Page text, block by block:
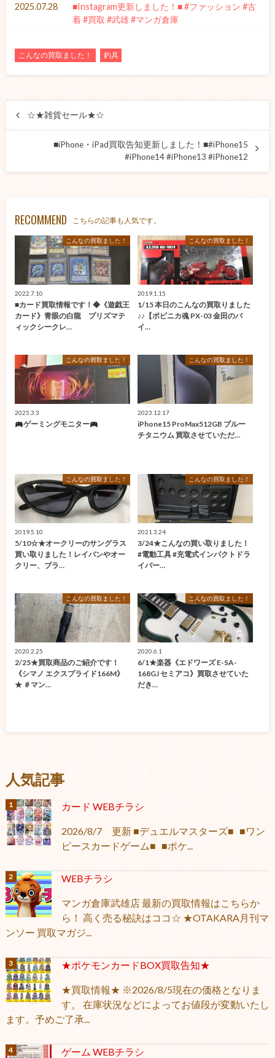
2025.07.28
■Instagram更新しました！■ #ファッション #古
着 #買取 #武雄 #マンガ倉庫
こんなの買取ました！ 釣具
☆★雑貨セール★☆
■iPhone・iPad買取告知更新しました！■#iPhone15
#iPhone14 #iPhone13 #iPhone12
RECOMMEND こちらの記事も人気です。
こんなの買取ました！
2022.7.10
■カード買取情報です！◆《遊戯王
カード》青眼の白龍 プリズマテ
ィックシークレ…
こんなの買取ました！
2019.1.15
1/15 本日のこんなの買取りました
♪♪【ポピニカ魂 PX-03 金田のバ
イ…
こんなの買取ました！
2025.3.3
ゲーミングモニター
こんなの買取ました！
2023.12.17
iPhone15 ProMax512GB ブルー
チタニウム 買取させていただ…
こんなの買取ました！
2019.5.10
5/10☆★オークリーのサングラス
買い取りました！レイバンやオー
クリー、ブラ…
こんなの買取ました！
2021.3.24
3/24★こんなの買い取りました！
#電動工具 #充電式インパクトドラ
イバー…
こんなの買取ました！
2020.2.25
2/25★買取商品のご紹介です！
《シマノ エクスプライド166M》
★ ＃マン…
こんなの買取ました！
2020.6.1
6/1★楽器《エドワーズ E-SA-
168GJ セミアコ》買取させていた
だき…
人気記事
カード WEBチラシ
2026/8/7 更新 ■デュエルマスターズ■ ■ワン
ピースカードゲーム■ ■ポケ...
WEBチラシ
マンガ倉庫武雄店 最新の買取情報はこちらか
ら！ 高く売る秘訣はココ☆ ★OTAKARA月刊マ
ンソー 買取マガジ...
★ポケモンカードBOX買取告知★
★買取情報★ ※2026/8/5現在の価格となりま
す。 在庫状況などによってお値段が変動いたし
ます。予めご了承...
ゲーム WEBチラシ